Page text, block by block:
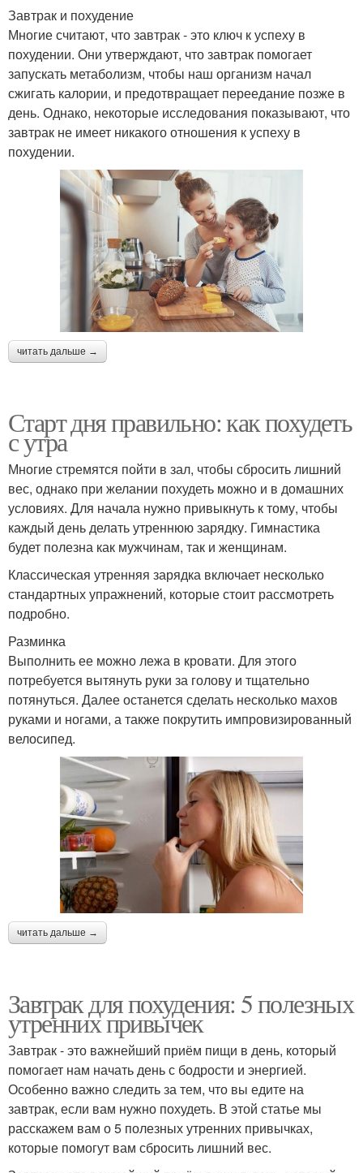
Завтрак и похудение
Многие считают, что завтрак - это ключ к успеху в
похудении. Они утверждают, что завтрак помогает
запускать метаболизм, чтобы наш организм начал
сжигать калории, и предотвращает переедание позже в
день. Однако, некоторые исследования показывают, что
завтрак не имеет никакого отношения к успеху в
похудении.
читать дальше →
Старт дня правильно: как похудеть
с утра
Многие стремятся пойти в зал, чтобы сбросить лишний
вес, однако при желании похудеть можно и в домашних
условиях. Для начала нужно привыкнуть к тому, чтобы
каждый день делать утреннюю зарядку. Гимнастика
будет полезна как мужчинам, так и женщинам.
Классическая утренняя зарядка включает несколько
стандартных упражнений, которые стоит рассмотреть
подробно.
Разминка
Выполнить ее можно лежа в кровати. Для этого
потребуется вытянуть руки за голову и тщательно
потянуться. Далее останется сделать несколько махов
руками и ногами, а также покрутить импровизированный
велосипед.
читать дальше →
Завтрак для похудения: 5 полезных
утренних привычек
Завтрак - это важнейший приём пищи в день, который
помогает нам начать день с бодрости и энергией.
Особенно важно следить за тем, что вы едите на
завтрак, если вам нужно похудеть. В этой статье мы
расскажем вам о 5 полезных утренних привычках,
которые помогут вам сбросить лишний вес.